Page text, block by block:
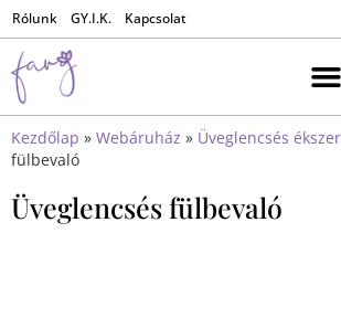
Rólunk GY.I.K. Kapcsolat
Kezdőlap » Webáruház » Üveglencsés
fülbevaló
Üveglencsés fülbevaló